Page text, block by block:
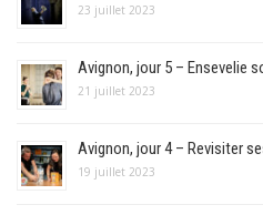
23 juillet 2023
Avignon, jour 5 – Ensevelie
21 juillet 2023
Avignon, jour 4 – Revisiter
19 juillet 2023